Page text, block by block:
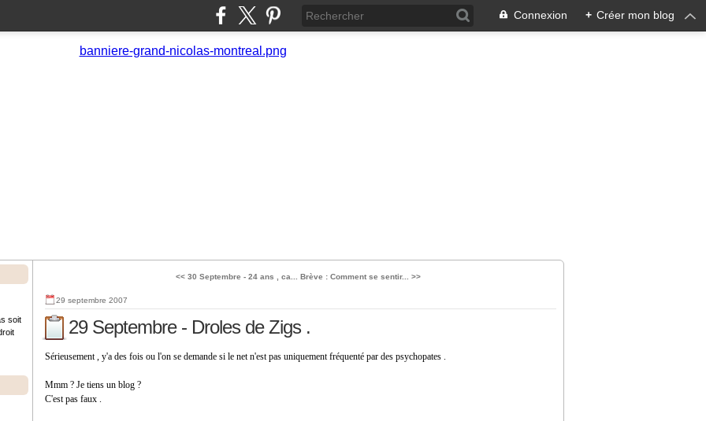
Connexion + Créer mon blog
soit
<< 30 Septembre - 24 ans , ca... Brève : Comment se sentir... >>
29 septembre 2007
29 Septembre - Droles de Zigs .
Sérieusement , y'a des fois ou l'on se demande si le net n'est pas uniquement fréquenté par des psychopates .
Mmm ? Je tiens un blog ?
C'est pas faux .